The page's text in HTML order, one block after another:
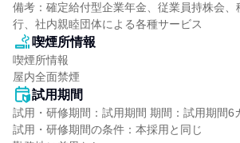
備考：確定給付型企業年金、従業員持株会、
行、社内親睦団体による各種サービス
喫煙所情報
喫煙所情報
屋内全面禁煙
試用期間
試用・研修期間：試用期間 期間：試用期間6
試用・研修期間の条件：本採用と同じ